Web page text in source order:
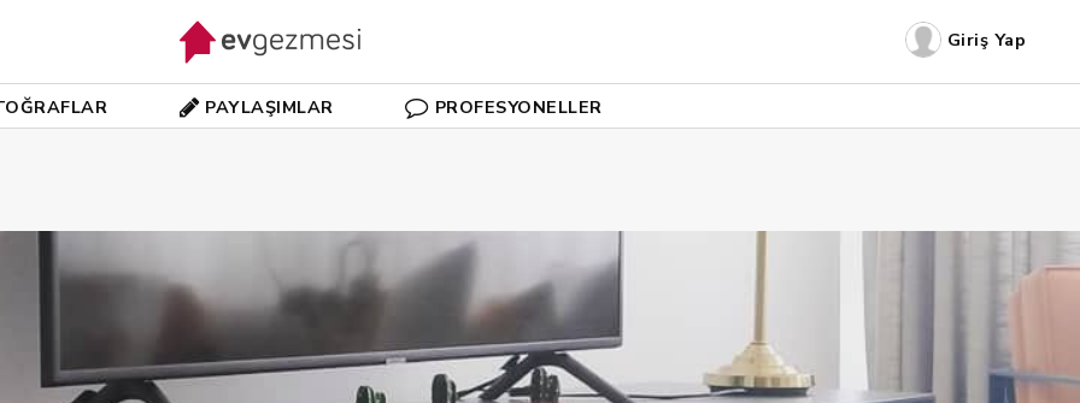
Giriş Yap
PAYLAŞIMLAR PROFESYONELLER